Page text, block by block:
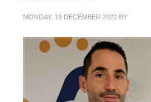
MONDAY, 19 DECEMBER 2022 BY